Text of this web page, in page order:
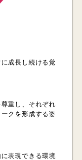
成長し続ける覚
重し、それぞれ
クを形成する姿
表現できる環境